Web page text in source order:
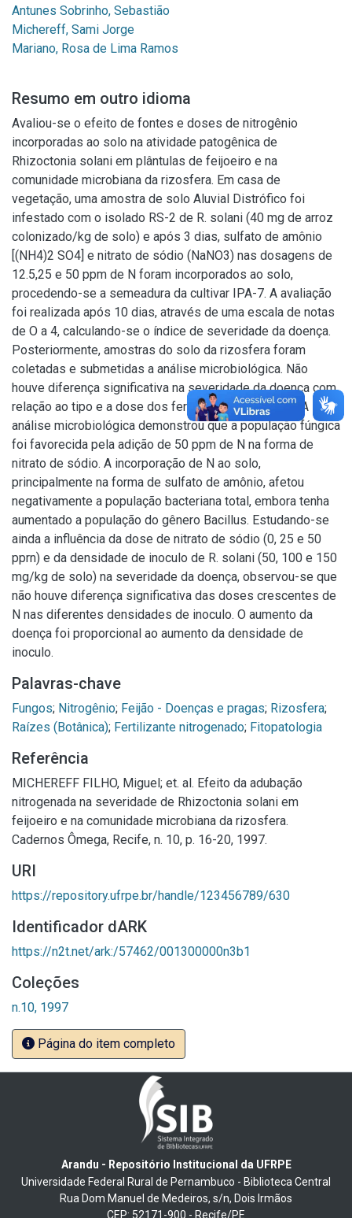
Antunes Sobrinho, Sebastião
Michereff, Sami Jorge
Mariano, Rosa de Lima Ramos
Resumo em outro idioma
Avaliou-se o efeito de fontes e doses de nitrogênio
incorporadas ao solo na atividade patogênica de
Rhizoctonia solani em plântulas de feijoeiro e na
comunidade microbiana da rizosfera. Em casa de
vegetação, uma amostra de solo Aluvial Distrófico foi
infestado com o isolado RS-2 de R. solani (40 mg de arroz
colonizado/kg de solo) e após 3 dias, sulfato de amônio
[(NH4)2 SO4] e nitrato de sódio (NaNO3) nas dosagens de
12.5,25 e 50 ppm de N foram incorporados ao solo,
procedendo-se a semeadura da cultivar IPA-7. A avaliação
foi realizada após 10 dias, através de uma escala de notas
de O a 4, calculando-se o índice de severidade da doença.
Posteriormente, amostras do solo da rizosfera foram
coletadas e submetidas a análise microbiológica. Não
houve diferença significativa na severidade da doença com
relação ao tipo e a dose dos fertilizantes utilizados. A
análise microbiológica demonstrou que a população fúngica
foi favorecida pela adição de 50 ppm de N na forma de
nitrato de sódio. A incorporação de N ao solo,
principalmente na forma de sulfato de amônio, afetou
negativamente a população bacteriana total, embora tenha
aumentado a população do gênero Bacillus. Estudando-se
ainda a influência da dose de nitrato de sódio (0, 25 e 50
pprn) e da densidade de inoculo de R. solani (50, 100 e 150
mg/kg de solo) na severidade da doença, observou-se que
não houve diferença significativa das doses crescentes de
N nas diferentes densidades de inoculo. O aumento da
doença foi proporcional ao aumento da densidade de
inoculo.
Palavras-chave
Fungos; Nitrogênio; Feijão - Doenças e pragas; Rizosfera;
Raízes (Botânica); Fertilizante nitrogenado; Fitopatologia
Referência
MICHEREFF FILHO, Miguel; et. al. Efeito da adubação
nitrogenada na severidade de Rhizoctonia solani em
feijoeiro e na comunidade microbiana da rizosfera.
Cadernos Ômega, Recife, n. 10, p. 16-20, 1997.
URI
https://repository.ufrpe.br/handle/123456789/630
Identificador dARK
https://n2t.net/ark:/57462/001300000n3b1
Coleções
n.10, 1997
Página do item completo
Arandu - Repositório Institucional da UFRPE
Universidade Federal Rural de Pernambuco - Biblioteca Central
Rua Dom Manuel de Medeiros, s/n, Dois Irmãos
CEP: 52171-900 - Recife/PE